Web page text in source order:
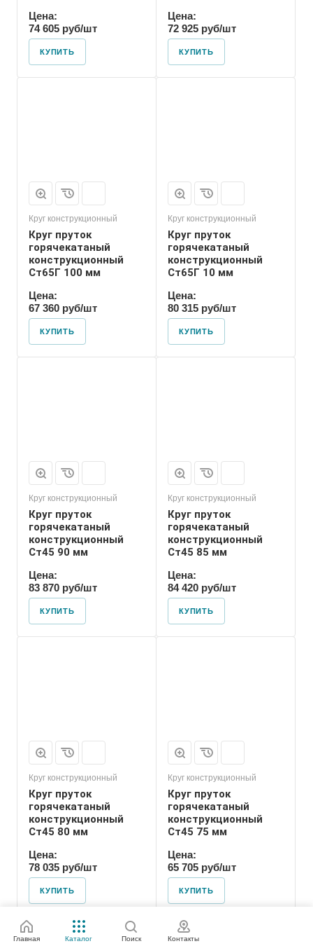
Цена:
74 605 руб/шт
КУПИТЬ
Цена:
72 925 руб/шт
КУПИТЬ
Круг конструкционный
Круг пруток
горячекатаный
конструкционный
Ст65Г 100 мм
Цена:
67 360 руб/шт
КУПИТЬ
Круг конструкционный
Круг пруток
горячекатаный
конструкционный
Ст65Г 10 мм
Цена:
80 315 руб/шт
КУПИТЬ
Круг конструкционный
Круг пруток
горячекатаный
конструкционный
Ст45 90 мм
Цена:
83 870 руб/шт
КУПИТЬ
Круг конструкционный
Круг пруток
горячекатаный
конструкционный
Ст45 85 мм
Цена:
84 420 руб/шт
КУПИТЬ
Круг конструкционный
Круг пруток
горячекатаный
конструкционный
Ст45 80 мм
Цена:
78 035 руб/шт
КУПИТЬ
Круг конструкционный
Круг пруток
горячекатаный
конструкционный
Ст45 75 мм
Цена:
65 705 руб/шт
КУПИТЬ
Главная Каталог Поиск Контакты